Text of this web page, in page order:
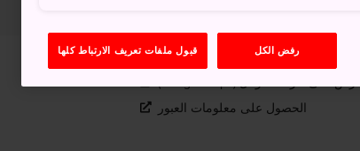
الحصول على معلومات العبور
رفض الكل قبول ملفات تعريف الارتباط كلها